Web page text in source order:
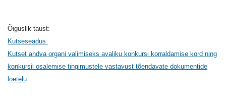
Õiguslik taust:
Kutseseadus
Kutset andva organi valimiseks avaliku konkursi korraldamise kord ning
konkursil osalemise tingimustele vastavust tõendavate dokumentide
loetelu